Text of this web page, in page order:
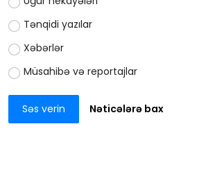
Tənqidi yazılar
Xəbərlər
Müsahibə və reportajlar
Səs verin Nəticələrə bax